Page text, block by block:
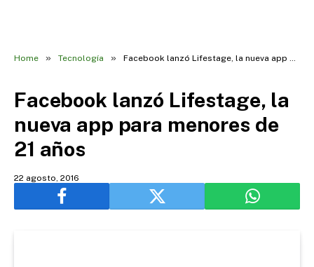
Home » Tecnología » Facebook lanzó Lifestage, la nueva app para menores de 21 años
Facebook lanzó Lifestage, la
nueva app para menores de
21 años
22 agosto, 2016